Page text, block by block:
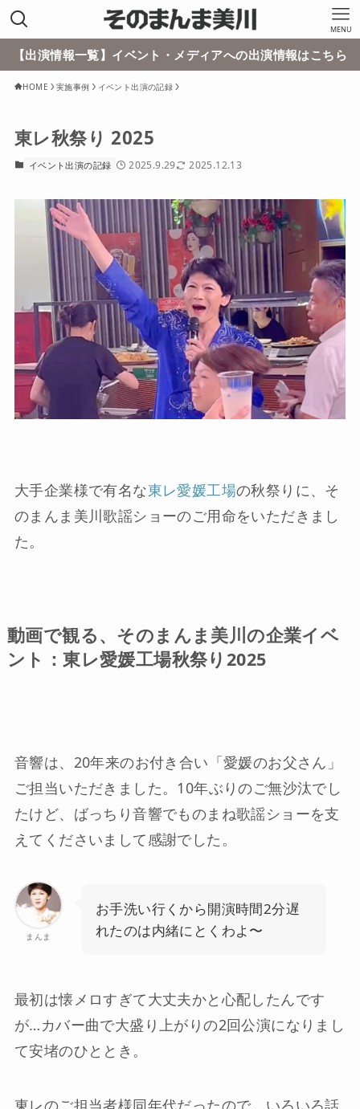
MENU
【出演情報一覧】イベント・メディアへの出演情報はこちら
HOME 実施事例 イベント出演の記録
東レ秋祭り 2025
イベント出演の記録 2025.9.29 2025.12.13
大手企業様で有名な東レ愛媛工場の秋祭りに、そ
のまんま美川歌謡ショーのご用命をいただきまし
た。
動画で観る、そのまんま美川の企業イベ
ント：東レ愛媛工場秋祭り2025
音響は、20年来のお付き合い「愛媛のお父さん」
ご担当いただきました。10年ぶりのご無沙汰でし
たけど、ばっちり音響でものまね歌謡ショーを支
えてくださいまして感謝でした。
まんま
お手洗い行くから開演時間2分遅
れたのは内緒にとくわよ〜
最初は懐メロすぎて大丈夫かと心配したんです
が…カバー曲で大盛り上がりの2回公演になりまし
て安堵のひととき。